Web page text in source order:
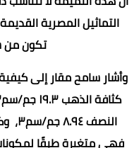
التماثيل المصرية
تكون من
وأشار سامح مقار إلى